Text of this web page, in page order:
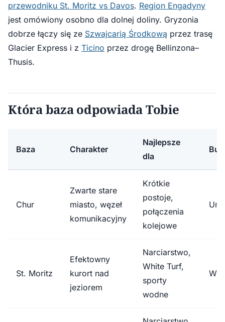
przewodniku St. Moritz vs Davos. Region Engadyny
jest omówiony osobno dla dolnej doliny. Gryzonia
dobrze łączy się ze Szwajcarią Środkową przez trasę
Glacier Express i z Ticino przez drogę Bellinzona–
Thusis.
Która baza odpowiada Tobie
Baza Charakter
Najlepsze
dla
Chur
Zwarte stare
miasto, węzeł
komunikacyjny
Krótkie
postoje,
połączenia
kolejowe
St. Moritz
Efektowny
kurort nad
jeziorem
Narciarstwo,
White Turf,
sporty
wodne